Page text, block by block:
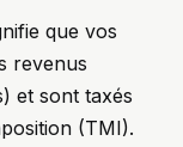
que vos
revenus
et sont taxés
(TMI).